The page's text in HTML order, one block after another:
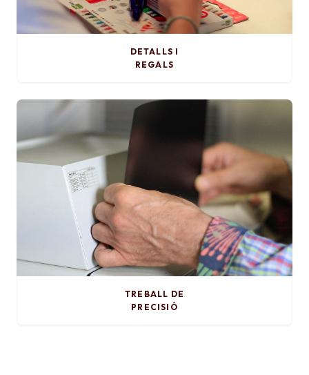
DETALLS I
REGALS
TREBALL DE
PRECISIÓ